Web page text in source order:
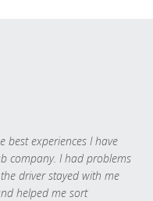
best experiences I have
company. I had problems
driver stayed with me
helped me sort